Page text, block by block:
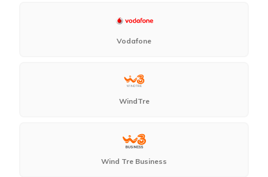
Vodafone
WindTre
Wind Tre Business